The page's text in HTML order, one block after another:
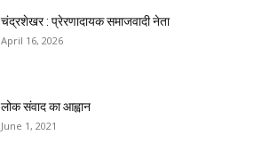
चंद्रशेखर : प्रेरणादायक समाजवादी नेता
April 16, 2026
लोक संवाद का आह्वान
June 1, 2021